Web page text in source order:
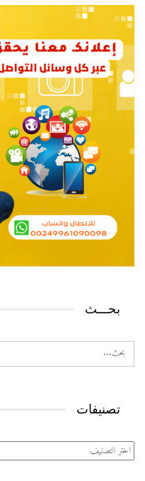
بحـــث
تصنيفات
تصنيفات